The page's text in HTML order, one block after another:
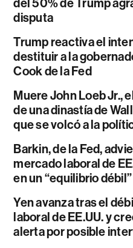
del 50% de Trump
disputa
Trump reactiva el
destituir a la
Cook de la Fed
Muere John Loeb Jr.,
de una dinastía de
que se volcó a la
Barkin, de la Fed,
mercado laboral de
en un “equilibrio débil”
Yen avanza tras el
laboral de EE.UU. y
alerta por posible